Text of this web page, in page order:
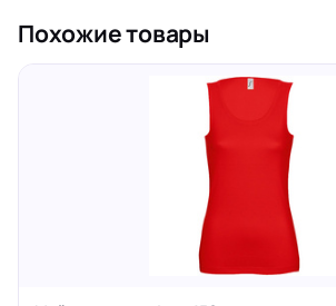
Похожие товары